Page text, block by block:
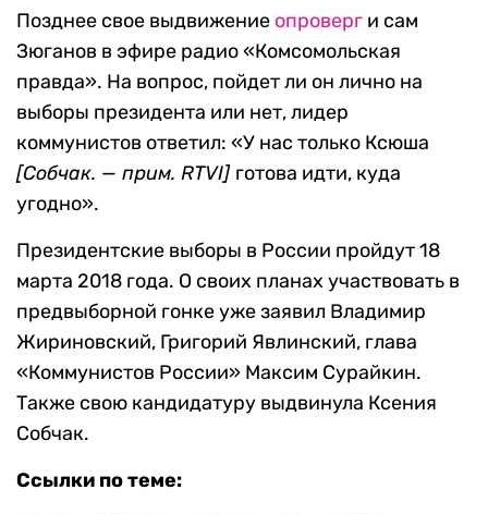
Позднее свое выдвижение опроверг и сам
Зюганов в эфире радио «Комсомольская
правда». На вопрос, пойдет ли он лично на
выборы президента или нет, лидер
коммунистов ответил: «У нас только Ксюша
[Собчак. — прим. RTVI] готова идти, куда
угодно».
Президентские выборы в России пройдут 18
марта 2018 года. О своих планах участвовать в
предвыборной гонке уже заявил Владимир
Жириновский, Григорий Явлинский, глава
«Коммунистов России» Максим Сурайкин.
Также свою кандидатуру выдвинула Ксения
Собчак.
Ссылки по теме: